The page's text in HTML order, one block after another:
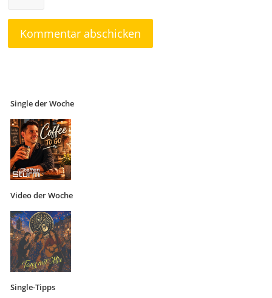
Single der Woche
Video der Woche
Single-Tipps